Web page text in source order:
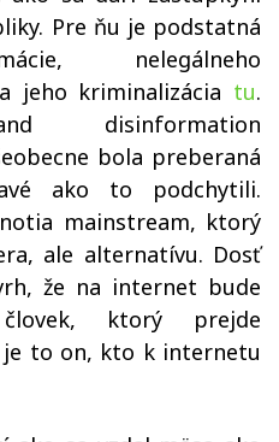
Pre ňu je podstatná
nelegálneho
jeho kriminalizácia tu.
disinformation
bola preberaná
ako to podchytili.
mainstream, ktorý
ale alternatívu. Dosť
že na internet bude
ktorý prejde
to on, kto k internetu